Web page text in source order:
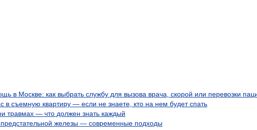
в Москве: как выбрать службу для вызова врача, скорой или перевозки
в съемную квартиру — если не знаете, кто на нем будет спать
травмах — что должен знать каждый
железы — современные подходы